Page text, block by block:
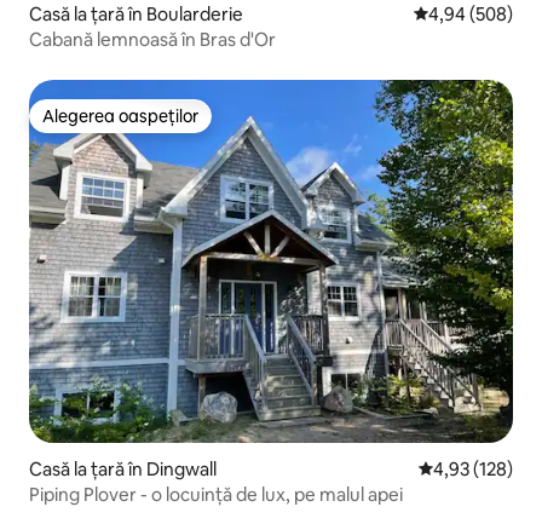
Casă la țară în Boularderie Scor mediu de
4,94 (508)
Cabană lemnoasă în Bras d'Or
Alegerea oaspeților
Alegerea oaspeților
Casă la țară în Dingwall Scor mediu de
4,93 (128)
Piping Plover - o locuință de lux, pe malul apei